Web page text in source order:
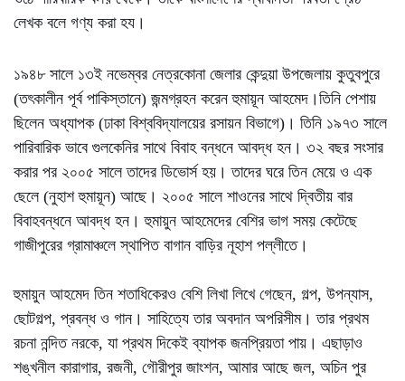
লেখক বলে গণ্য করা হয।
১৯৪৮ সালে ১৩ই নভেম্বর নেত্রকোনা জেলার কেন্দুয়া উপজেলায় কুতুবপুরে
(তৎকালীন পূর্ব পাকিস্তানে) জন্মগ্রহন করেন হুমায়ূন আহমেদ।তিনি পেশায়
ছিলেন অধ্যাপক (ঢাকা বিশ্ববিদ্যালয়ের রসায়ন বিভাগে)। তিনি ১৯৭৩ সালে
পারিবারিক ভাবে গুলকেনির সাথে বিবাহ বন্ধনে আবদ্ধ হন। ৩২ বছর সংসার
করার পর ২০০৫ সালে তাদের ডিভোর্স হয়। তাদের ঘরে তিন মেয়ে ও এক
ছেলে (নুহাশ হুমায়ূন) আছে। ২০০৫ সালে শাওনের সাথে দ্বিতীয় বার
বিবাহবন্ধনে আবদ্ধ হন। হুমায়ুন আহমেদের বেশির ভাগ সময় কেটেছে
গাজীপুরের গ্রামাঞ্চলে স্থাপিত বাগান বাড়ির নূহাশ পল্লীতে।
হুমায়ুন আহমেদ তিন শতাধিকেরও বেশি লিখা লিখে গেছেন, গল্প, উপন্যাস,
ছোটগল্প, প্রবন্ধ ও গান। সাহিত্যে তার অবদান অপরিসীম। তার প্রথম
রচনা নন্দিত নরকে, যা প্রথম দিকেই ব্যাপক জনপ্রিয়তা পায়। এছাড়াও
শঙ্খনীল কারাগার, রজনী, গৌরীপুর জাংশন, আমার আছে জল, অচিন পুর